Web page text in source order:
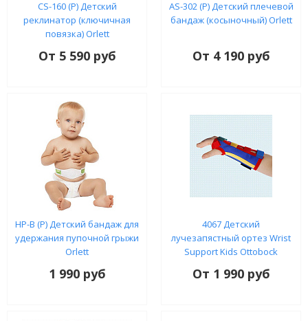
CS-160 (P) Детский
реклинатор (ключичная
повязка) Orlett
От 5 590 руб
AS-302 (P) Детский плечевой
бандаж (косыночный) Orlett
От 4 190 руб
HP-B (P) Детский бандаж для
удержания пупочной грыжи
Orlett
1 990 руб
4067 Детский
лучезапястный ортез Wrist
Support Kids Ottobock
От 1 990 руб